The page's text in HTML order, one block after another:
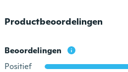
Productbeoordelingen
Beoordelingen
Positief